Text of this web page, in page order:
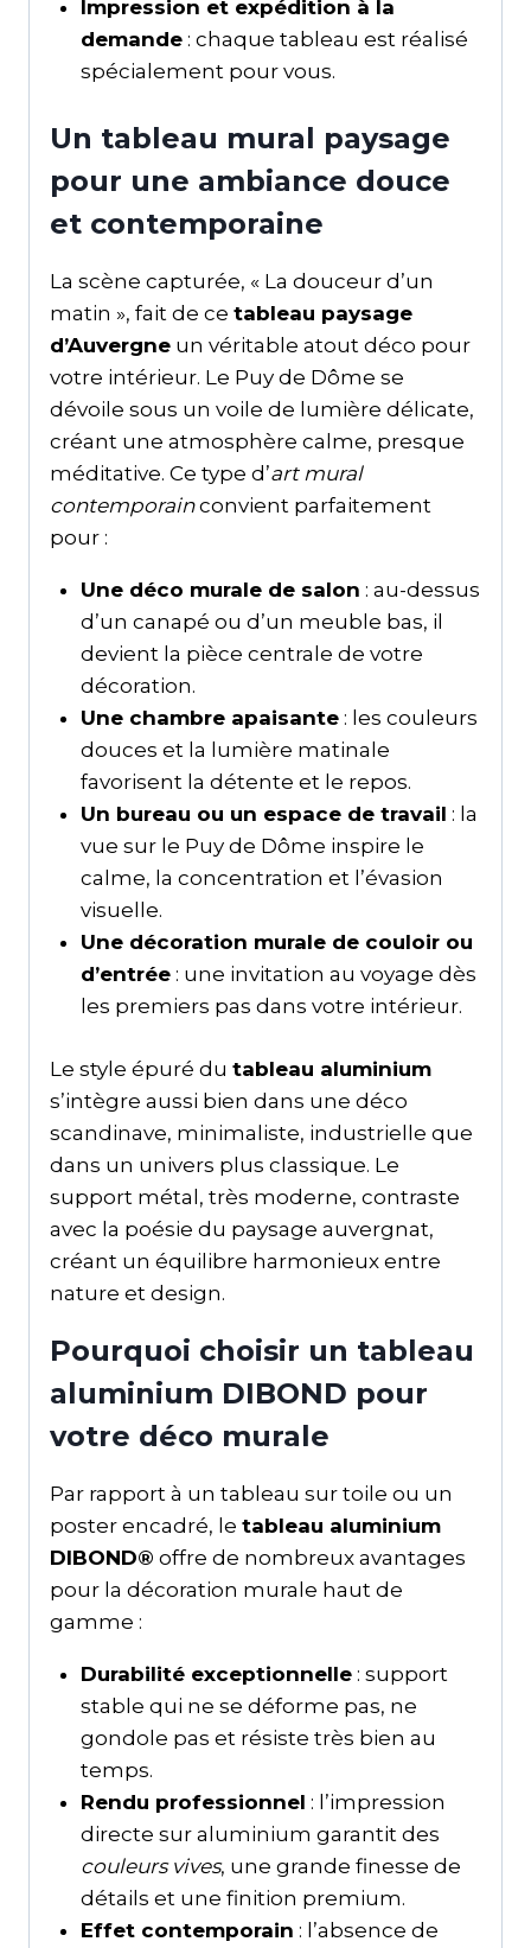
Impression et expédition à la
demande: chaque tableau est réalisé
spécialement pour vous.
Un tableau mural paysage
pour une ambiance douce
et contemporaine
La scène capturée, « La douceur d’un
matin », fait de ce tableau paysage
d’Auvergne un véritable atout déco pour
votre intérieur. Le Puy de Dôme se
dévoile sous un voile de lumière délicate,
créant une atmosphère calme, presque
méditative. Ce type d’art mural
contemporainconvient parfaitement
pour :
Une déco murale de salon : au-dessus
d’un canapé ou d’un meuble bas, il
devient la pièce centrale de votre
décoration.
Une chambre apaisante: les couleurs
douces et la lumière matinale
favorisent la détente et le repos.
Un bureau ou un espace de travail : la
vue sur le Puy de Dôme inspire le
calme, la concentration et l’évasion
visuelle.
Une décoration murale de couloir ou
d’entrée: une invitation au voyage dès
les premiers pas dans votre intérieur.
Le style épuré du tableau aluminium
s’intègre aussi bien dans une déco
scandinave, minimaliste, industrielle que
dans un univers plus classique. Le
support métal, très moderne, contraste
avec la poésie du paysage auvergnat,
créant un équilibre harmonieux entre
nature et design.
Pourquoi choisir un tableau
aluminium DIBOND pour
votre déco murale
Par rapport à un tableau sur toile ou un
poster encadré, le tableau aluminium
DIBOND® offre de nombreux avantages
pour la décoration murale haut de
gamme :
Durabilité exceptionnelle: support
stable qui ne se déforme pas, ne
gondole pas et résiste très bien au
temps.
Rendu professionnel : l’impression
directe sur aluminium garantit des
couleurs vives, une grande finesse de
détails et une finition premium.
Effet contemporain : l’absence de